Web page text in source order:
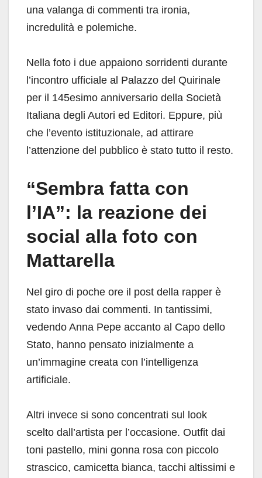
una valanga di commenti tra ironia,
incredulità e polemiche.
Nella foto i due appaiono sorridenti durante
l’incontro ufficiale al Palazzo del Quirinale
per il 145esimo anniversario della Società
Italiana degli Autori ed Editori. Eppure, più
che l’evento istituzionale, ad attirare
l’attenzione del pubblico è stato tutto il resto.
“Sembra fatta con
l’IA”: la reazione dei
social alla foto con
Mattarella
Nel giro di poche ore il post della rapper è
stato invaso dai commenti. In tantissimi,
vedendo Anna Pepe accanto al Capo dello
Stato, hanno pensato inizialmente a
un’immagine creata con l’intelligenza
artificiale.
Altri invece si sono concentrati sul look
scelto dall’artista per l’occasione. Outfit dai
toni pastello, mini gonna rosa con piccolo
strascico, camicetta bianca, tacchi altissimi e